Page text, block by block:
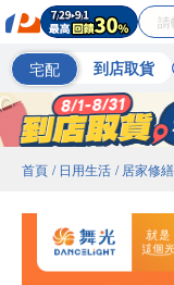
宅配 到店取貨
首頁 / 日用生活 / 居家修繕